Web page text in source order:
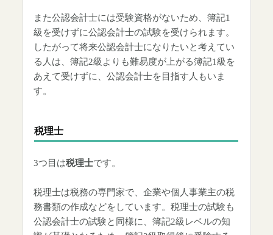
また公認会計士には受験資格がないため、簿記1
級を受けずに公認会計士の試験を受けられます。
したがって将来公認会計士になりたいと考えてい
る人は、簿記2級よりも難易度が上がる簿記1級を
あえて受けずに、公認会計士を目指す人もいま
す。
税理士
3つ目は税理士です。
税理士は税務の専門家で、企業や個人事業主の税
務書類の作成などをしています。税理士の試験も
公認会計士の試験と同様に、簿記2級レベルの知